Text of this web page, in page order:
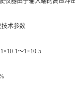
技术参数
1～1×10-5